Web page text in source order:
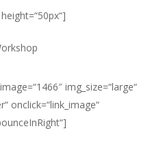
img_size=“large“
onclick=“link_image“